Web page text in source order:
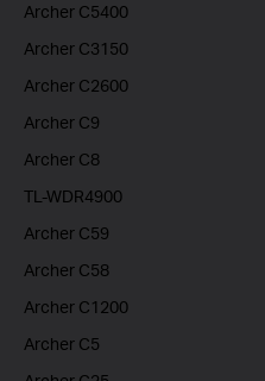
Archer C5400
Archer C3150
Archer C2600
Archer C9
Archer C8
TL-WDR4900
Archer C59
Archer C58
Archer C1200
Archer C5